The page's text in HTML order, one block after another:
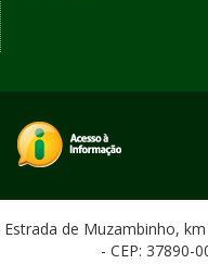
Estrada de Muzambinho,
- CEP: 37890-